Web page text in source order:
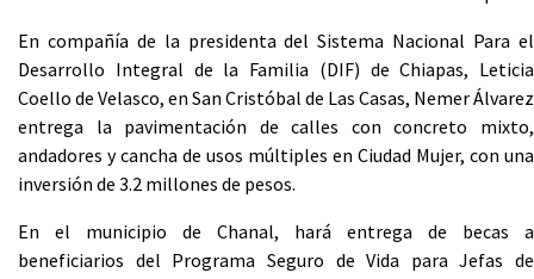
En compañía de la presidenta del Sistema Nacional Para el
Desarrollo Integral de la Familia (DIF) de Chiapas, Leticia
Coello de Velasco, en San Cristóbal de Las Casas, Nemer Álvarez
entrega la pavimentación de calles con concreto mixto,
andadores y cancha de usos múltiples en Ciudad Mujer, con una
inversión de 3.2 millones de pesos.
En el municipio de Chanal, hará entrega de becas a
beneficiarios del Programa Seguro de Vida para Jefas de